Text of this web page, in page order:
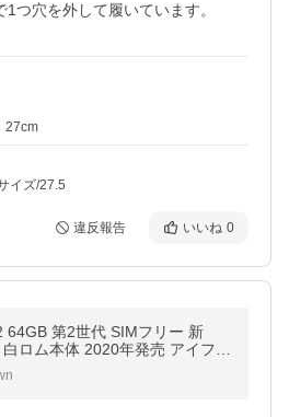
つ穴を外して履いています。
27cm
イズ/27.5
違反報告 いいね 0
SIMフリー 新
2020年発売 アイフォ